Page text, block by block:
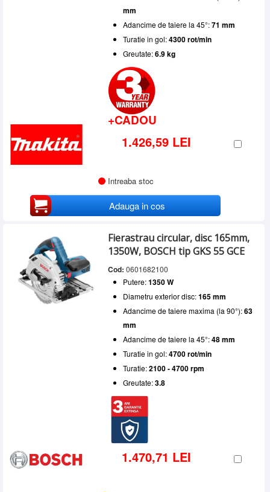
mm
Adancime de taiere la 45°:71 mm
Turatie in gol:4300 rot/min
Greutate:6.9 kg
+CADOU
1.426,59 LEI
Intreaba stoc
Adauga in cos
Fierastrau circular, disc 165mm,
1350W, BOSCH tip GKS 55 GCE
Cod: 0601682100
Putere:1350 W
Diametru exterior disc:165 mm
Adancime de taiere maxima (la 90°):63
mm
Adancime de taiere la 45°:48 mm
Turatie in gol:4700 rot/min
Turatie:2100 - 4700 rpm
Greutate:3.8
1.470,71 LEI